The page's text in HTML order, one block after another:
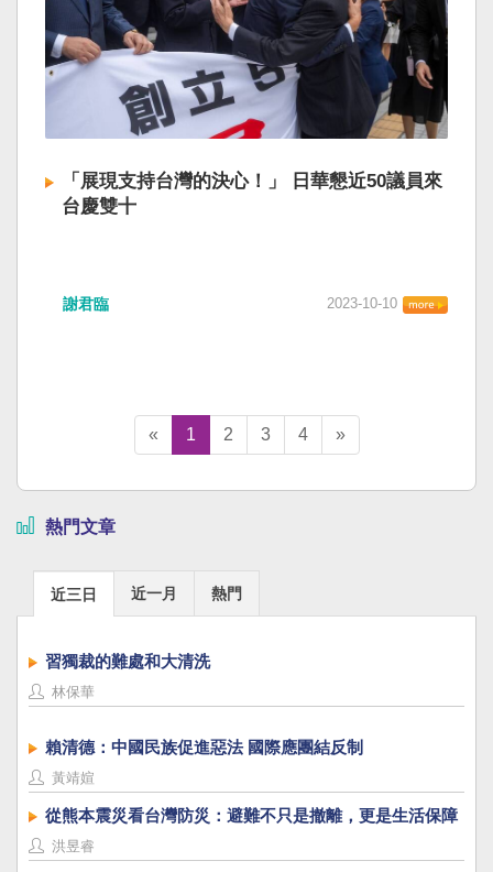
「展現支持台灣的決心！」 日華懇近50議員來
台慶雙十
謝君臨 2023-10-10
« 1 2 3 4 »
熱門文章
近三日 近一月 熱門
習獨裁的難處和大清洗
林保華
賴清德：中國民族促進惡法 國際應團結反制
黃靖媗
從熊本震災看台灣防災：避難不只是撤離，更是生活保障
洪昱睿